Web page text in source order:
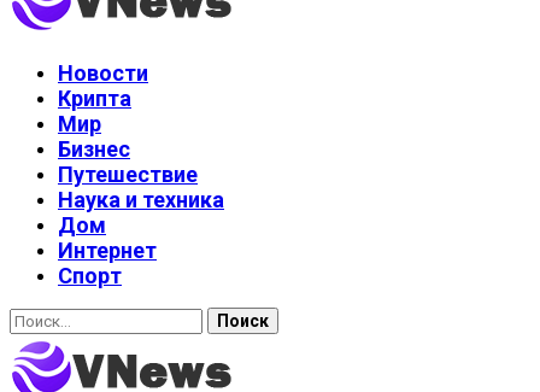
Новости
Крипта
Мир
Бизнес
Путешествие
Наука и техника
Дом
Интернет
Спорт
Найти: